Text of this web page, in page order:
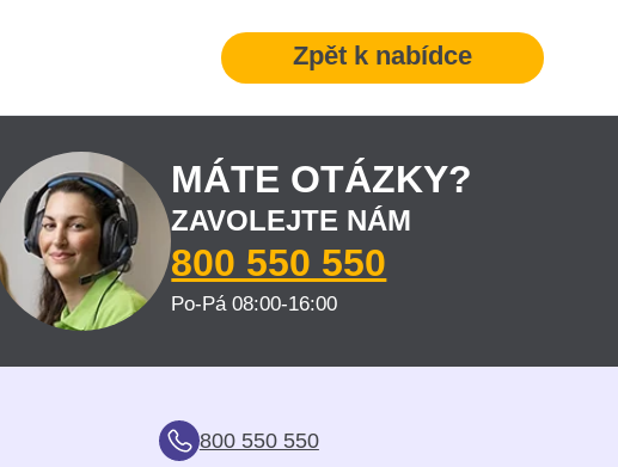
Zpět k nabídce
MÁTE OTÁZKY?
ZAVOLEJTE NÁM
800 550 550
Po-Pá 08:00-16:00
800 550 550